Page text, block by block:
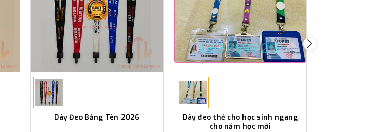
Dây Đeo Bảng Tên 2026
Dây đeo thẻ cho học sinh ngang
cho năm học mới